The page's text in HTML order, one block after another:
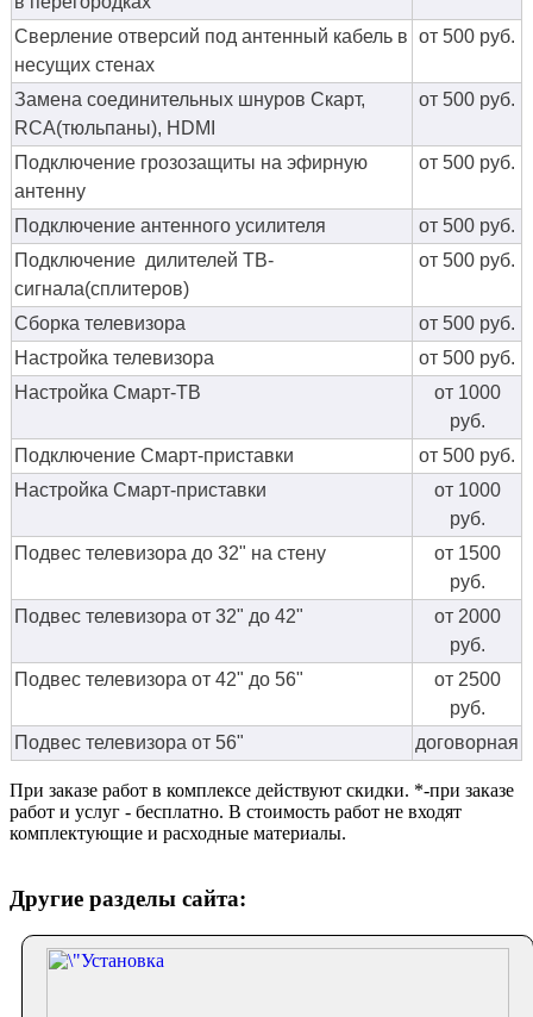
Сверление отверсий под антенный кабель в
несущих стенах
от 500 руб.
Замена соединительных шнуров Скарт,
RCA(тюльпаны), HDMI
от 500 руб.
Подключение грозозащиты на эфирную
антенну
от 500 руб.
Подключение антенного усилителя
от 500 руб.
Подключение дилителей ТВ-
сигнала(сплитеров)
от 500 руб.
Сборка телевизора
от 500 руб.
Настройка телевизора
от 500 руб.
Настройка Смарт-ТВ
от 1000
руб.
Подключение Смарт-приставки
от 500 руб.
Настройка Смарт-приставки
от 1000
руб.
Подвес телевизора до 32" на стену
от 1500
руб.
Подвес телевизора от 32" до 42"
от 2000
руб.
Подвес телевизора от 42" до 56"
от 2500
руб.
Подвес телевизора от 56"
договорная
При заказе работ в комплексе действуют скидки. *-при заказе
работ и услуг - бесплатно. В стоимость работ не входят
комплектующие и расходные материалы.
Другие разделы сайта: